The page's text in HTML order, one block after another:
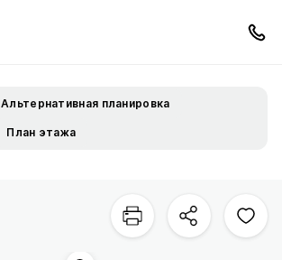
Альтернативная планировка
План этажа